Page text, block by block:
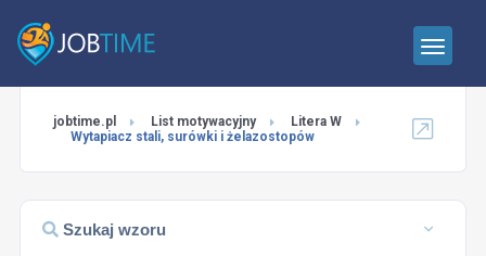
jobtime.pl List motywacyjny
Litera W
Wytapiacz stali, surówki i żelazostopów
Szukaj wzoru